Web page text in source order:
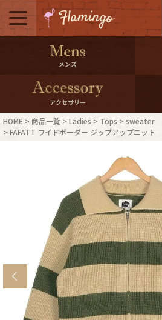
メニュー
500pt＆10％
ト
10％0ffクー
ログイン・会員登録
ご利用ガイド
店舗紹介
ブランドから探す
年代から探す
メンズ
アクセサリー
HOME 商品一覧 Ladies Tops
sweater
FAFATT ワイドボーダー ジップアップニット